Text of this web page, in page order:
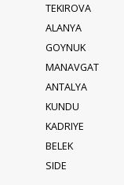
TEKIROVA
ALANYA
GOYNUK
MANAVGAT
ANTALYA
KUNDU
KADRIYE
BELEK
SIDE